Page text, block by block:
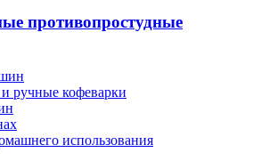
противопростудные
ручные кофеварки
использования